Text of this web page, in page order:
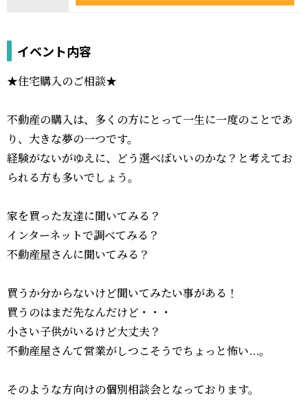
イベント内容
★住宅購入のご相談★
不動産の購入は、多くの方にとって一生に一度のことであ
り、大きな夢の一つです。
経験がないがゆえに、どう選べばいいのかな？と考えてお
られる方も多いでしょう。
家を買った友達に聞いてみる？
インターネットで調べてみる？
不動産屋さんに聞いてみる？
買うか分からないけど聞いてみたい事がある！
買うのはまだ先なんだけど・・・
小さい子供がいるけど大丈夫？
不動産屋さんて営業がしつこそうでちょっと怖い...。
そのような方向けの個別相談会となっております。